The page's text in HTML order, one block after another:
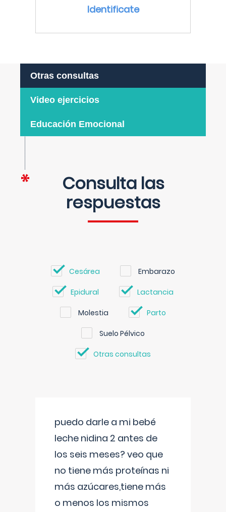
Identificate
Otras consultas
Video ejercicios
Educación Emocional
Consulta las
respuestas
Cesárea Embarazo
Epidural Lactancia
Molestia Parto
Suelo Pélvico
Otras consultas
puedo darle a mi bebé
leche nidina 2 antes de
los seis meses? veo que
no tiene más proteínas ni
más azúcares,tiene más
o menos los mismos